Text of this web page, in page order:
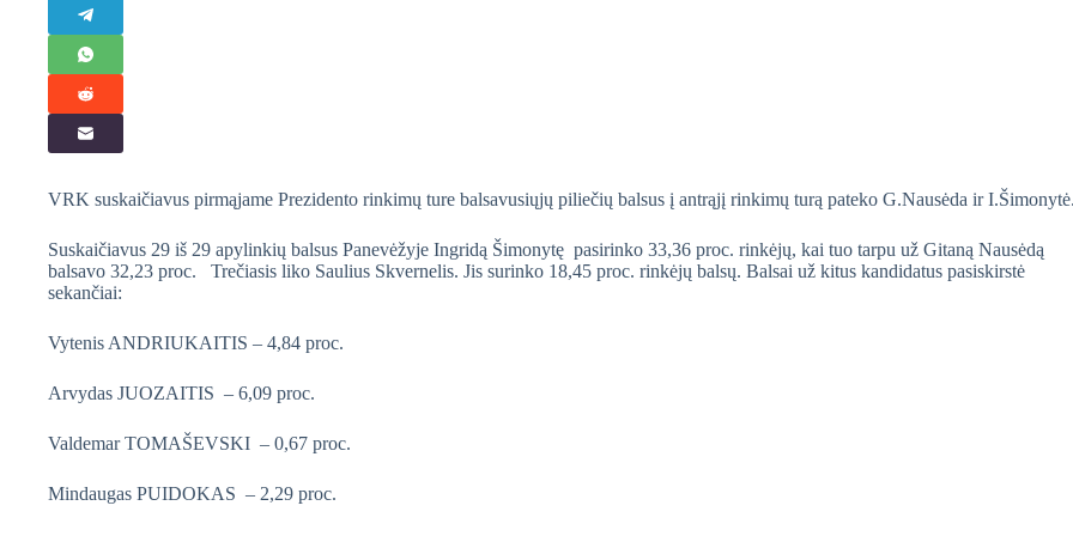
VRK suskaičiavus pirmąjame Prezidento rinkimų ture balsavusiųjų piliečių balsus į antrąjį rinkimų turą pateko G.Nausėda ir
Suskaičiavus 29 iš 29 apylinkių balsus Panevėžyje Ingridą Šimonytę pasirinko 33,36 proc. rinkėjų, kai tuo tarpu už Gitaną Nausėdą
balsavo 32,23 proc. Trečiasis liko Saulius Skvernelis. Jis surinko 18,45 proc. rinkėjų balsų. Balsai už kitus kandidatus pasiskirstė
sekančiai:
Vytenis ANDRIUKAITIS – 4,84 proc.
Arvydas JUOZAITIS – 6,09 proc.
Valdemar TOMAŠEVSKI – 0,67 proc.
Mindaugas PUIDOKAS – 2,29 proc.